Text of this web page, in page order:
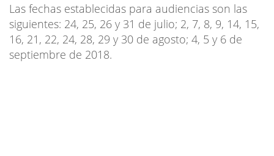
Las fechas establecidas para audiencias son las
siguientes: 24, 25, 26 y 31 de julio; 2, 7, 8, 9, 14, 15,
16, 21, 22, 24, 28, 29 y 30 de agosto; 4, 5 y 6 de
septiembre de 2018.